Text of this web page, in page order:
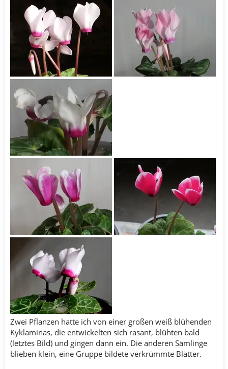
Zwei Pflanzen hatte ich von einer großen weiß blühenden
Kyklaminas, die entwickelten sich rasant, blühten bald
(letztes Bild) und gingen dann ein. Die anderen Sämlinge
blieben klein, eine Gruppe bildete verkrümmte Blätter.